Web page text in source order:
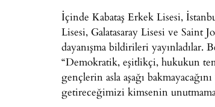
İçinde Kabataş Erkek Lisesi,
Lisesi, Galatasaray Lisesi ve
dayanışma bildirileri
“Demokratik, eşitlikçi, hukukun
gençlerin asla aşağı
getireceğimizi kimsenin